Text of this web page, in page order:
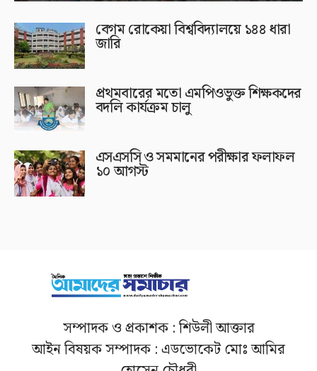
বেগম রোকেয়া বিশ্ববিদ্যালয়ে ১৪৪ ধারা
জারি
প্রথমবারের মতো এমপিওভুক্ত শিক্ষকদের
বদলি কার্যক্রম চালু
এসএসসি ও সমমানের পরীক্ষার ফলাফল
১০ আগস্ট
সম্পাদক ও প্রকাশক : শিউলী আক্তার
আইন বিষয়ক সম্পাদক : এডভোকেট মোঃ আমির